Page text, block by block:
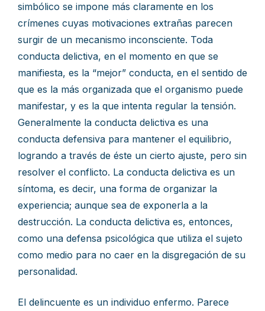
simbólico se impone más claramente en los
crímenes cuyas motivaciones extrañas parecen
surgir de un mecanismo inconsciente. Toda
conducta delictiva, en el momento en que se
manifiesta, es la “mejor” conducta, en el sentido de
que es la más organizada que el organismo puede
manifestar, y es la que intenta regular la tensión.
Generalmente la conducta delictiva es una
conducta defensiva para mantener el equilibrio,
logrando a través de éste un cierto ajuste, pero sin
resolver el conflicto. La conducta delictiva es un
síntoma, es decir, una forma de organizar la
experiencia; aunque sea de exponerla a la
destrucción. La conducta delictiva es, entonces,
como una defensa psicológica que utiliza el sujeto
como medio para no caer en la disgregación de su
personalidad.
El delincuente es un individuo enfermo. Parece